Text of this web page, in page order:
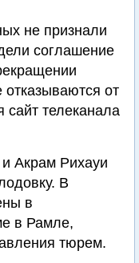
не признали
соглашение
отказываются от
телеканала
Акрам Рихауи
В
в
в Рамле,
тюрем.